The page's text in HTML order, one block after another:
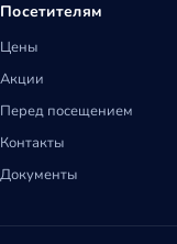
Посетителям
Цены
Акции
Перед посещением
Контакты
Документы